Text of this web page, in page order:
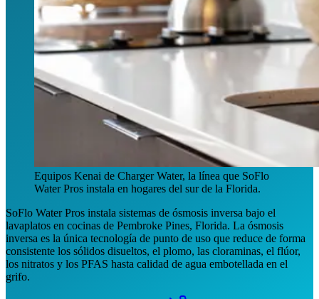
Equipos Kenai de Charger Water, la línea que SoFlo
Water Pros instala en hogares del sur de la Florida.
SoFlo Water Pros instala sistemas de ósmosis inversa bajo el
lavaplatos en cocinas de Pembroke Pines, Florida. La ósmosis
inversa es la única tecnología de punto de uso que reduce de forma
consistente los sólidos disueltos, el plomo, las cloraminas, el flúor,
los nitratos y los PFAS hasta calidad de agua embotellada en el
grifo.